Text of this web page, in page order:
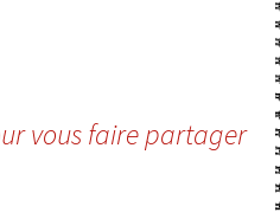
vous faire partager